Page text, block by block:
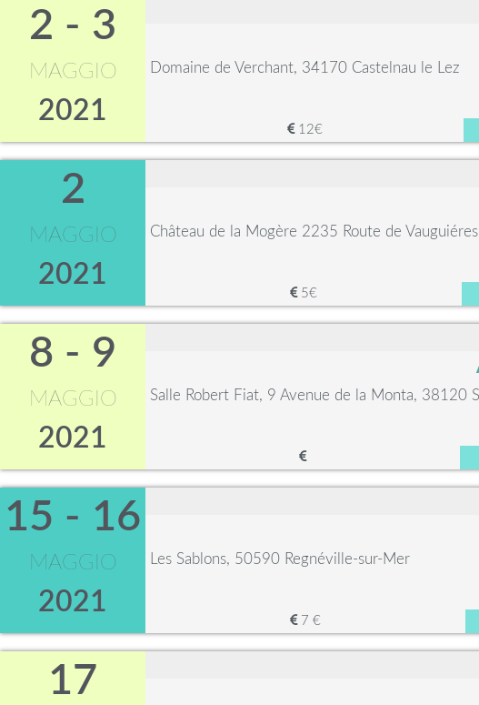
2 - 3
MAGGIO
2021
Domaine de Verchant, 34170 Castelnau le Lez
12€
2
MAGGIO
2021
Château de la Mogère 2235 Route de
5€
8 - 9
MAGGIO
2021
Salle Robert Fiat, 9 Avenue de la Monta, 38120
15 - 16
MAGGIO
2021
Les Sablons, 50590 Regnéville-sur-Mer
7 €
17